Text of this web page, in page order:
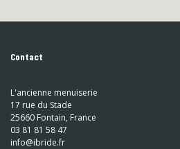
Contact
L'ancienne menuiserie
17 rue du Stade
25660 Fontain, France
03 81 81 58 47
info@ibride.fr